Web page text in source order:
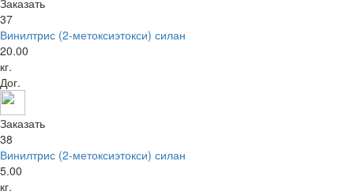
Заказать
37
Винилтрис (2-метоксиэтокси) силан
20.00
кг.
Дог.
Заказать
38
Винилтрис (2-метоксиэтокси) силан
5.00
кг.